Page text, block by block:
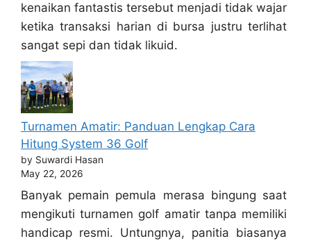
kenaikan fantastis tersebut menjadi tidak wajar
ketika transaksi harian di bursa justru terlihat
sangat sepi dan tidak likuid.
Turnamen Amatir: Panduan Lengkap Cara
Hitung System 36 Golf
by Suwardi Hasan
May 22, 2026
Banyak pemain pemula merasa bingung saat
mengikuti turnamen golf amatir tanpa memiliki
handicap resmi. Untungnya, panitia biasanya